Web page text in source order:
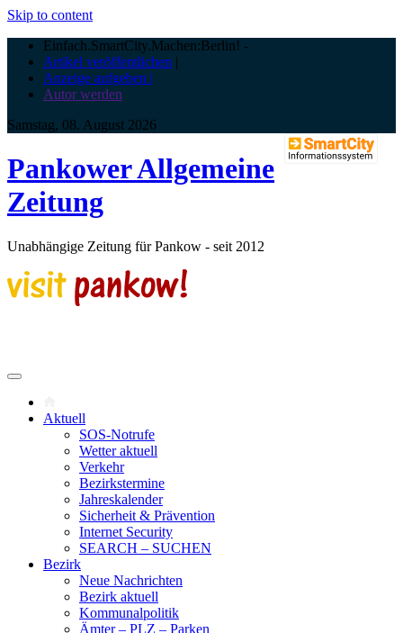
Skip to content
Einfach.SmartCity.Machen:Berlin! -
Artikel veröffentlichen |
Anzeige aufgeben |
Autor werden
Samstag, 08. August 2026
Pankower Allgemeine
Zeitung
Unabhängige Zeitung für Pankow - seit 2012
Aktuell
SOS-Notrufe
Wetter aktuell
Verkehr
Bezirkstermine
Jahreskalender
Sicherheit & Prävention
Internet Security
SEARCH – SUCHEN
Bezirk
Neue Nachrichten
Bezirk aktuell
Kommunalpolitik
Ämter – PLZ – Parken